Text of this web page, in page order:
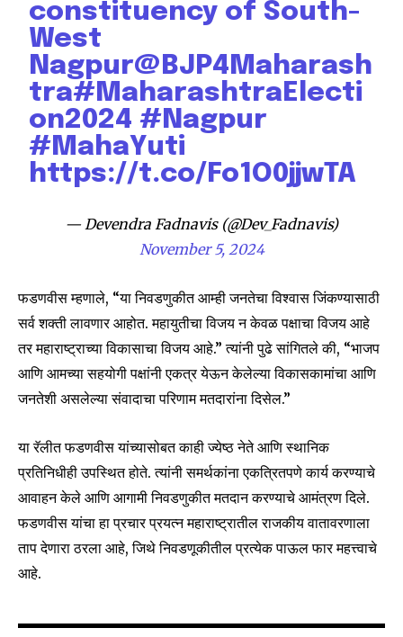
Join our community of
conversation.
To subscribe, simply enter your email address on our website
or click the subscribe button below. Don't worry, we respect
your privacy and won't spam your inbox. Your information is
safe with us.
SUBSCRIBE
I've read and accept thePrivacy Policy.
6,300 32,111 75
constituency of South-
West
Nagpur@BJP4Maharash
tra#MaharashtraElecti
on2024 #Nagpur
#MahaYuti
https://t.co/Fo1O0jjwTA
— Devendra Fadnavis (@Dev_Fadnavis)
November 5, 2024
फडणवीस म्हणाले, “या निवडणुकीत आम्ही जनतेचा विश्वास जिंकण्यासाठी
सर्व शक्ती लावणार आहोत. महायुतीचा विजय न केवळ पक्षाचा विजय आहे
तर महाराष्ट्राच्या विकासाचा विजय आहे.” त्यांनी पुढे सांगितले की, “भाजप
आणि आमच्या सहयोगी पक्षांनी एकत्र येऊन केलेल्या विकासकामांचा आणि
जनतेशी असलेल्या संवादाचा परिणाम मतदारांना दिसेल.”
या रॅलीत फडणवीस यांच्यासोबत काही ज्येष्ठ नेते आणि स्थानिक
प्रतिनिधीही उपस्थित होते. त्यांनी समर्थकांना एकत्रितपणे कार्य करण्याचे
आवाहन केले आणि आगामी निवडणुकीत मतदान करण्याचे आमंत्रण दिले.
फडणवीस यांचा हा प्रचार प्रयत्न महाराष्ट्रातील राजकीय वातावरणाला
ताप देणारा ठरला आहे, जिथे निवडणूकीतील प्रत्येक पाऊल फार महत्त्वाचे
आहे.